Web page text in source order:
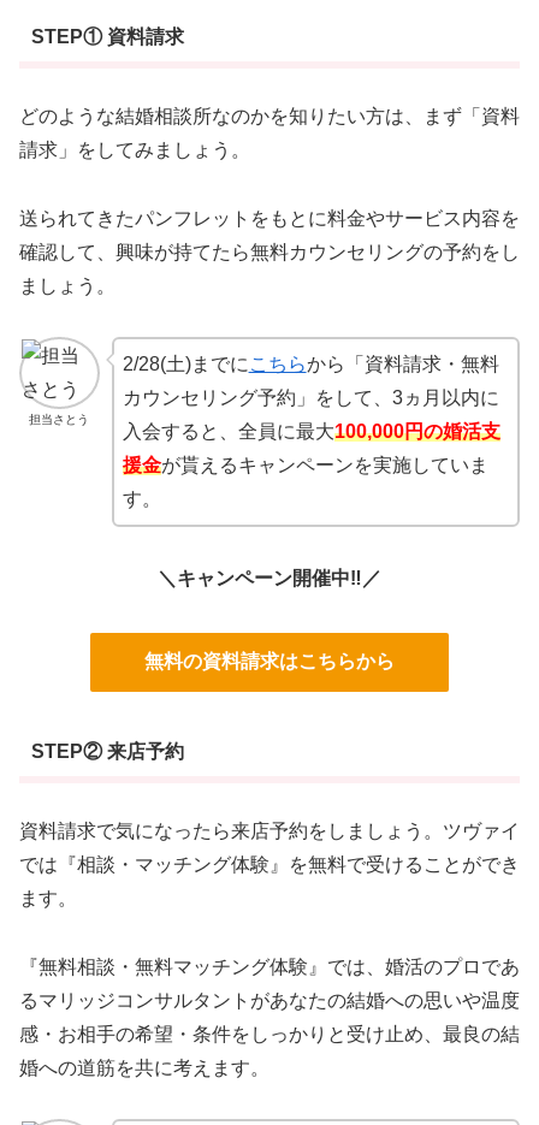
STEP① 資料請求
どのような結婚相談所なのかを知りたい方は、まず「資料
請求」をしてみましょう。
送られてきたパンフレットをもとに料金やサービス内容を
確認して、興味が持てたら無料カウンセリングの予約をし
ましょう。
担当さとう
2/28(土)までに こちらから「資料請求・無料
カウンセリング予約」をして、3ヵ月以内に
入会すると、全員に最大100,000円の婚活支
援金が貰えるキャンペーンを実施していま
す。
＼キャンペーン開催中‼／
無料の資料請求はこちらから
STEP② 来店予約
資料請求で気になったら来店予約をしましょう。ツヴァイ
では『相談・マッチング体験』を無料で受けることができ
ます。
『無料相談・無料マッチング体験』では、婚活のプロであ
るマリッジコンサルタントがあなたの結婚への思いや温度
感・お相手の希望・条件をしっかりと受け止め、最良の結
婚への道筋を共に考えます。